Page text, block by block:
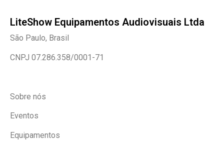
LiteShow Equipamentos Audiovisuais Ltda
São Paulo, Brasil
CNPJ 07.286.358/0001-71
Sobre nós
Eventos
Equipamentos